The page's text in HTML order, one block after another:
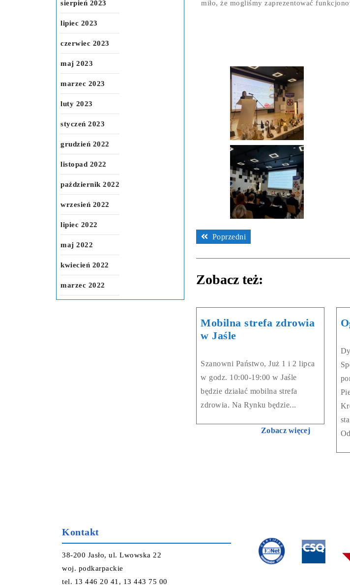
sierpień 2023
lipiec 2023
czerwiec 2023
maj 2023
marzec 2023
luty 2023
styczeń 2023
grudzień 2022
listopad 2022
październik 2022
wrzesień 2022
lipiec 2022
maj 2022
kwiecień 2022
marzec 2022
miło, że mogliśmy zaprezentować
Poprzedni
Zobacz też:
Mobilna strefa zdrowia
w Jaśle
Szanowni Państwo, Już 1 i 2 lipca
w godz. 10:00-19:00 w Jaśle
będzie działać mobilna strefa
zdrowia. Na Rynku będzie...
Zobacz więcej
Kontakt
38-200 Jasło, ul. Lwowska 22
woj. podkarpackie
tel. 13 446 20 41, 13 443 75 00